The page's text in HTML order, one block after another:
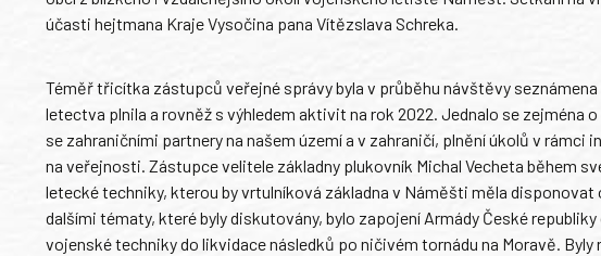
účasti hejtmana Kraje Vysočina pana Vítězslava Schreka.
Téměř třicítka zástupců veřejné správy byla v průběhu návštěvy
letectva plnila a rovněž s výhledem aktivit na rok 2022. Jednalo se
se zahraničními partnery na našem území a v zahraničí, plnění úkolů v
na veřejnosti. Zástupce velitele základny plukovník Michal Vecheta během
letecké techniky, kterou by vrtulníková základna v Náměšti měla disponovat
dalšími tématy, které byly diskutovány, bylo zapojení Armády České
vojenské techniky do likvidace následků po ničivém tornádu na Moravě.